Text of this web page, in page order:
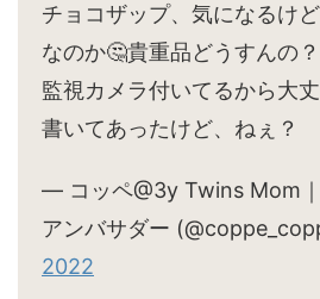
チョコザップ、気になるけ
なのか🤔貴重品どうすんの？
監視カメラ付いてるから大
書いてあったけど、ねぇ？
— コッペ@3y Twins Mom
アンバサダー
2022